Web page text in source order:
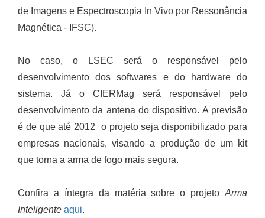
de Imagens e Espectroscopia In Vivo por Ressonância
Magnética - IFSC).
No caso, o LSEC será o responsável pelo
desenvolvimento dos softwares e do hardware do
sistema. Já o CIERMag será responsável pelo
desenvolvimento da antena do dispositivo. A previsão
é de que até 2012 o projeto seja disponibilizado para
empresas nacionais, visando a produção de um kit
que torna a arma de fogo mais segura.
Confira a íntegra da matéria sobre o projeto Arma
Inteligente aqui.